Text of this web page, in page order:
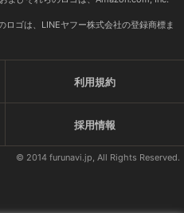
ゴは、LINEヤフー株式会社の登録商標ま
利用規約
採用情報
© 2014 furunavi.jp, All Rights Reserved.